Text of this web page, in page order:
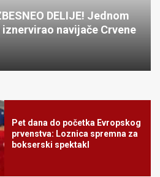
DELIJE! Jednom
navijače Crvene
SRBIJA SLOMILA BRAZIL ZA
plasman u finale!
Pet dana do početka Evropskog
prvenstva: Loznica spremna za
bokserski spektakl